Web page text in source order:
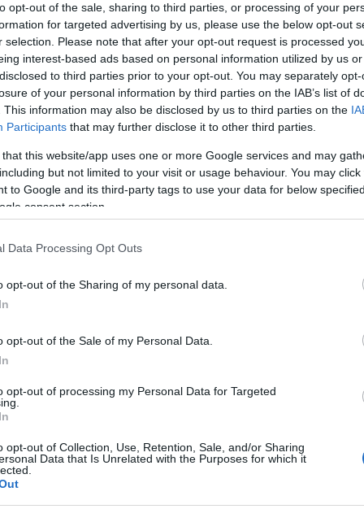
opt-out of the sale, sharing to third parties, or processing of your
for targeted advertising by us, please use the below opt-out
selection. Please note that after your opt-out request is processed
interest-based ads based on personal information utilized by us
to third parties prior to your opt-out. You may separately
of your personal information by third parties on the IAB’s list of
This information may also be disclosed by us to third parties on the
Participants that may further disclose it to other third parties.
that this website/app uses one or more Google services and may
but not limited to your visit or usage behaviour. You may
to Google and its third-party tags to use your data for below
consent section.
Data Processing Opt Outs
opt-out of the Sharing of my personal data.
opt-out of the Sale of my Personal Data.
opt-out of processing my Personal Data for Targeted
opt-out of Collection, Use, Retention, Sale, and/or Sharing
Data that Is Unrelated with the Purposes for which it
συνθήκες του δυστυχήματος διενεργεί η
Παράλληλα, στο 83,5ο χιλιόμετρο της Π.Ε.Ο
Ι.Χ.Ε. αυτοκίνητο που οδηγούσε 60χρονος
που οδηγούσε 89χρονος με συνέπεια τον
του τελευταίου.
συνθήκες του δυστυχήματος διενεργεί το Τμήμα